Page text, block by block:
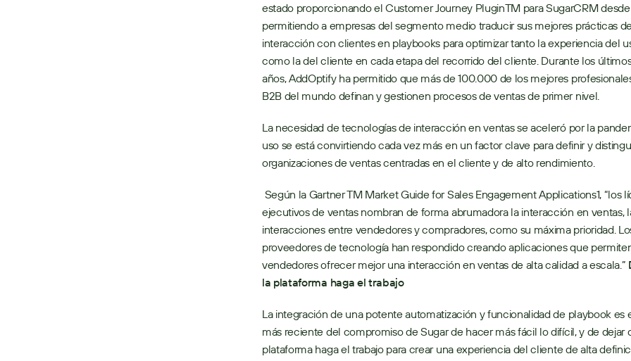
estado proporcionando el Customer Journey PluginTM para SugarCRM desde
permitiendo a empresas del segmento medio traducir sus mejores prácticas
interacción con clientes en playbooks para optimizar tanto la experiencia del
como la del cliente en cada etapa del recorrido del cliente. Durante los
años, AddOptify ha permitido que más de 100.000 de los mejores
B2B del mundo definan y gestionen procesos de ventas de primer nivel.
La necesidad de tecnologías de interacción en ventas se aceleró por la
uso se está convirtiendo cada vez más en un factor clave para definir y
organizaciones de ventas centradas en el cliente y de alto rendimiento.
ejecutivos de ventas nombran de forma abrumadora la interacción en ventas,
interacciones entre vendedores y compradores, como su máxima prioridad.
proveedores de tecnología han respondido creando aplicaciones que
vendedores ofrecer mejor una interacción en ventas de alta calidad a escala.”
la plataforma haga el trabajo
La integración de una potente automatización y funcionalidad de playbook es
más reciente del compromiso de Sugar de hacer más fácil lo difícil, y de dejar
plataforma haga el trabajo para crear una experiencia del cliente de alta